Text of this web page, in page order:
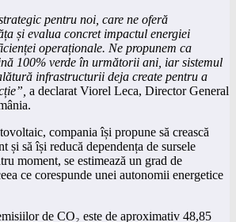
pentru noi, care ne oferă
și evalua concret impactul energiei
operaționale. Ne propunem ca
100% verde în următorii ani, iar sistemul
infrastructurii deja create pentru a
a declarat Viorel Leca, Director General
compania își propune să crească
și să își reducă dependența de sursele
moment, se estimează un grad de
ce corespunde unei autonomii energetice
de CO₂ este de aproximativ 48,85